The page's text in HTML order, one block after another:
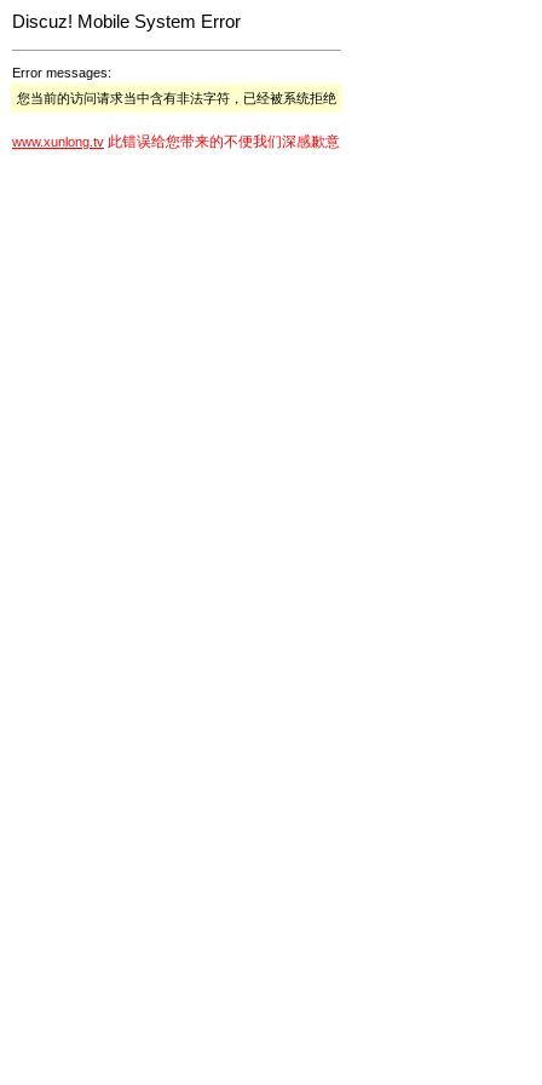
Discuz! Mobile System Error
Error messages:
您当前的访问请求当中含有非法字符，已经被系统拒绝
www.xunlong.tv 此错误给您带来的不便我们深感歉意